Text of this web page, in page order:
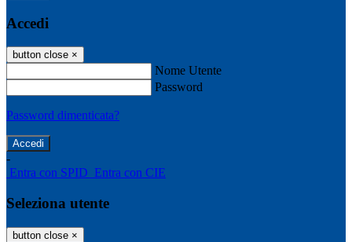
Accedi
button close ×
Nome Utente
Password
Password dimenticata?
-
Entra con SPID Entra con CIE
Seleziona utente
button close ×